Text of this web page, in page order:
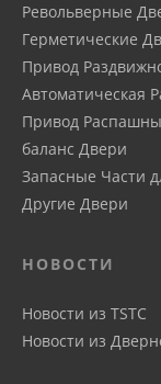
Револьверные
Герметические
Привод
Автоматическая
Привод
баланс Двери
Запасные Части
Другие Двери
НОВОСТИ
Новости из TSTC
Новости из